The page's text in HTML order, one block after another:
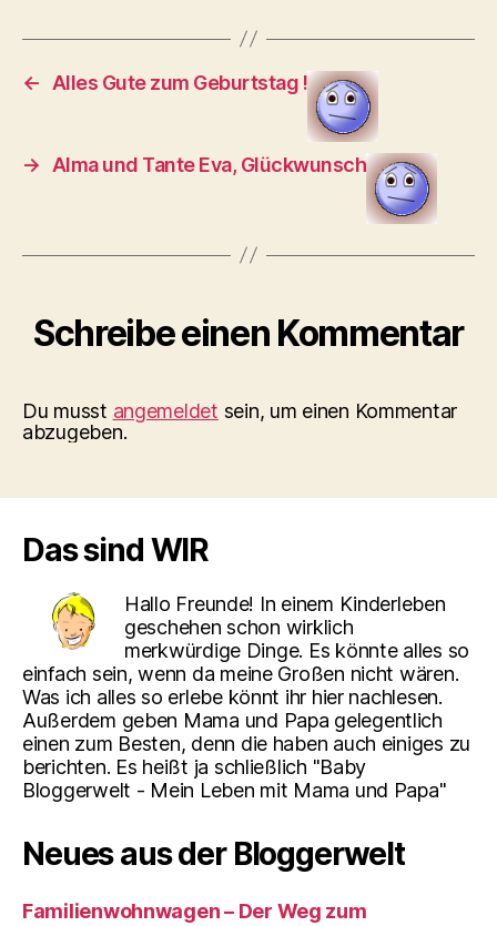
← Alles Gute zum Geburtstag !
→ Alma und Tante Eva, Glückwunsch
Schreibe einen Kommentar
Du musst angemeldet sein, um einen Kommentar
abzugeben.
Das sind WIR
Hallo Freunde! In einem Kinderleben
geschehen schon wirklich
merkwürdige Dinge. Es könnte alles so
einfach sein, wenn da meine Großen nicht wären.
Was ich alles so erlebe könnt ihr hier nachlesen.
Außerdem geben Mama und Papa gelegentlich
einen zum Besten, denn die haben auch einiges zu
berichten. Es heißt ja schließlich "Baby
Bloggerwelt - Mein Leben mit Mama und Papa"
Neues aus der Bloggerwelt
Familienwohnwagen – Der Weg zum